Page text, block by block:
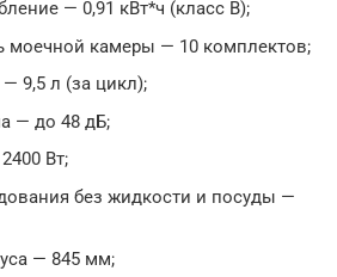
— 0,91 кВт*ч (класс В);
моечной камеры — 10 комплектов;
9,5 л (за цикл);
— до 48 дБ;
Вт;
без жидкости и посуды —
— 845 мм;